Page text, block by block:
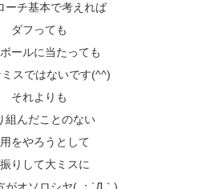
ーチ基本で考えれば
ダフっても
ールに当たっても
スではないです(^^)
それよりも
組んだことのない
をやろうとして
りして大ミスに